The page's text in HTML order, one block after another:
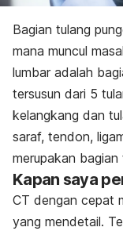
Bagian tulang
mana muncul
lumbar adalah
tersusun dari 5
kelangkang dan
saraf, tendon,
merupakan bagian
Kapan saya
CT dengan cepat
yang mendetail.